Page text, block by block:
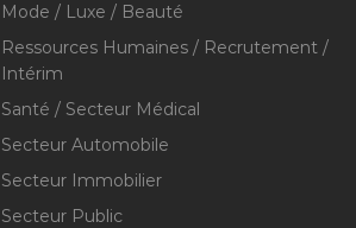
Mode / Luxe / Beauté
Ressources Humaines / Recrutement /
Intérim
Santé / Secteur Médical
Secteur Automobile
Secteur Immobilier
Secteur Public